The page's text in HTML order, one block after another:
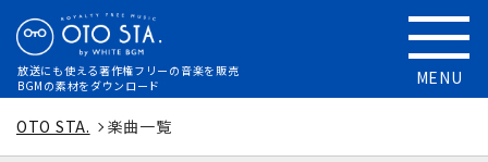
放送にも使える著作権フリーの音楽を販売
BGMの素材をダウンロード
MENU
OTO STA. 楽曲一覧